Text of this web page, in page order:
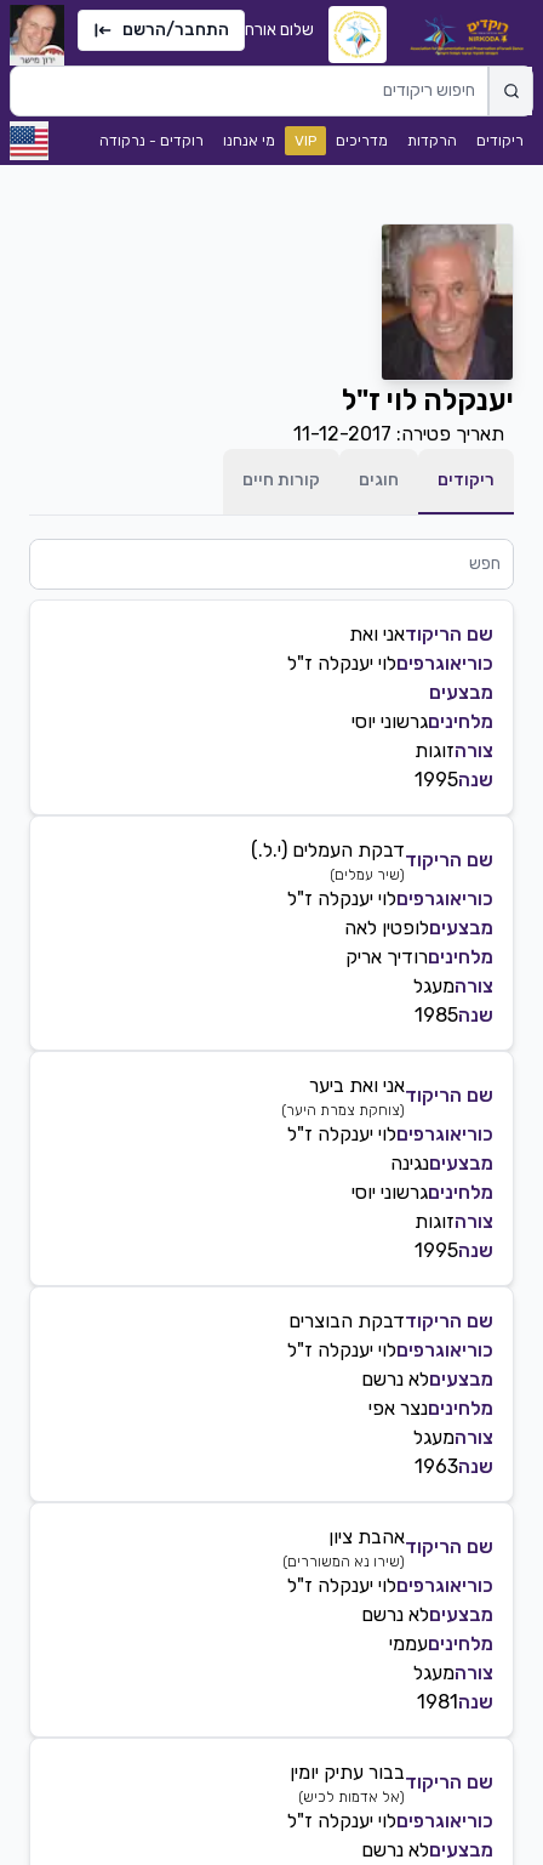
שלום אורח התחבר/הרשם
ריקודים הרקדות מדריכים VIP מי אנחנו רוקדים - נרקודה
יענקלה לוי ז"ל
תאריך פטירה: 11-12-2017
ריקודים חוגים קורות חיים
שם הריקודאני ואת
כוריאוגרפיםלוי יענקלה ז"ל
מבצעים
מלחיניםגרשוני יוסי
צורהזוגות
שנה1995
שם הריקודדבקת העמלים (י.ל.)
(שיר עמלים)
כוריאוגרפיםלוי יענקלה ז"ל
מבצעיםלופטין לאה
מלחיניםרודיך אריק
צורהמעגל
שנה1985
שם הריקודאני ואת ביער
(צוחקת צמרת היער)
כוריאוגרפיםלוי יענקלה ז"ל
מבצעיםנגינה
מלחיניםגרשוני יוסי
צורהזוגות
שנה1995
שם הריקודדבקת הבוצרים
כוריאוגרפיםלוי יענקלה ז"ל
מבצעיםלא נרשם
מלחיניםנצר אפי
צורהמעגל
שנה1963
שם הריקודאהבת ציון
(שירו נא המשוררים)
כוריאוגרפיםלוי יענקלה ז"ל
מבצעיםלא נרשם
מלחיניםעממי
צורהמעגל
שנה1981
שם הריקודבבור עתיק יומין
(אל אדמות לכיש)
כוריאוגרפיםלוי יענקלה ז"ל
מבצעיםלא נרשם